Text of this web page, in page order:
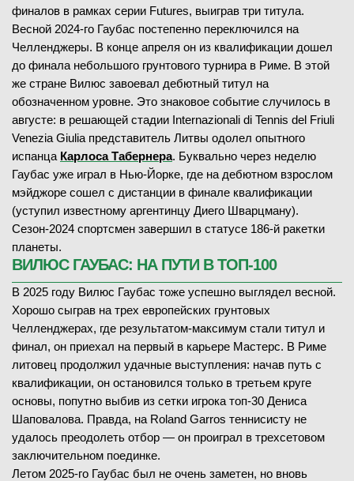
финалов в рамках серии Futures, выиграв три титула.
Весной 2024-го Гаубас постепенно переключился на
Челленджеры. В конце апреля он из квалификации дошел
до финала небольшого грунтового турнира в Риме. В этой
же стране Вилюс завоевал дебютный титул на
обозначенном уровне. Это знаковое событие случилось в
августе: в решающей стадии Internazionali di Tennis del Friuli
Venezia Giulia представитель Литвы одолел опытного
испанца Карлоса Табернера. Буквально через неделю
Гаубас уже играл в Нью-Йорке, где на дебютном взрослом
мэйджоре сошел с дистанции в финале квалификации
(уступил известному аргентинцу Диего Шварцману).
Сезон-2024 спортсмен завершил в статусе 186-й ракетки
планеты.
ВИЛЮС ГАУБАС: НА ПУТИ В ТОП-100
В 2025 году Вилюс Гаубас тоже успешно выглядел весной.
Хорошо сыграв на трех европейских грунтовых
Челленджерах, где результатом-максимум стали титул и
финал, он приехал на первый в карьере Мастерс. В Риме
литовец продолжил удачные выступления: начав путь с
квалификации, он остановился только в третьем круге
основы, попутно выбив из сетки игрока топ-30 Дениса
Шаповалова. Правда, на Roland Garros теннисисту не
удалось преодолеть отбор — он проиграл в трехсетовом
заключительном поединке.
Летом 2025-го Гаубас был не очень заметен, но вновь